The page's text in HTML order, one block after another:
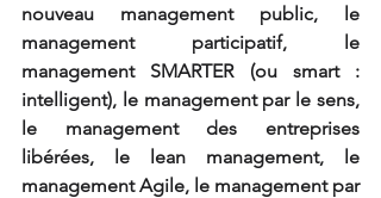
nouveau management public, le
management participatif, le
management SMARTER (ou smart :
intelligent), le management par le sens,
le management des entreprises
libérées, le lean management, le
management Agile, le management par